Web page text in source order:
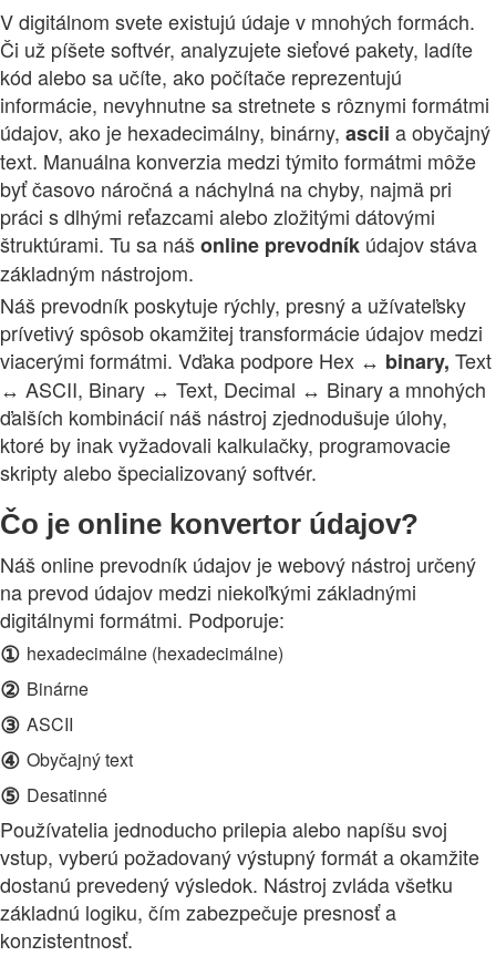
V digitálnom svete existujú údaje v mnohých formách.
Či už píšete softvér, analyzujete sieťové pakety, ladíte
kód alebo sa učíte, ako počítače reprezentujú
informácie, nevyhnutne sa stretnete s rôznymi formátmi
údajov, ako je hexadecimálny, binárny, ascii a obyčajný
text. Manuálna konverzia medzi týmito formátmi môže
byť časovo náročná a náchylná na chyby, najmä pri
práci s dlhými reťazcami alebo zložitými dátovými
štruktúrami. Tu sa nášonline prevodník údajov stáva
základným nástrojom.
Náš prevodník poskytuje rýchly, presný a užívateľsky
prívetivý spôsob okamžitej transformácie údajov medzi
viacerými formátmi. Vďaka podpore Hex ↔ binary, Text
↔ ASCII, Binary ↔ Text, Decimal ↔ Binary a mnohých
ďalších kombinácií náš nástroj zjednodušuje úlohy,
ktoré by inak vyžadovali kalkulačky, programovacie
skripty alebo špecializovaný softvér.
Čo je online konvertor údajov?
Náš online prevodník údajov je webový nástroj určený
na prevod údajov medzi niekoľkými základnými
digitálnymi formátmi. Podporuje:
① hexadecimálne (hexadecimálne)
② Binárne
③ ASCII
④ Obyčajný text
⑤ Desatinné
Používatelia jednoducho prilepia alebo napíšu svoj
vstup, vyberú požadovaný výstupný formát a okamžite
dostanú prevedený výsledok. Nástroj zvláda všetku
základnú logiku, čím zabezpečuje presnosť a
konzistentnosť.